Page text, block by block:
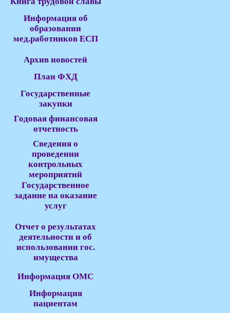
Информация об
образовании
мед.работников ЕСП
Архив новостей
План ФХД
Государственные
закупки
Годовая финансовая
отчетность
Сведения о
проведении
контрольных
мероприятий
Государственное
задание на оказание
услуг
Отчет о результатах
деятельности и об
использовании гос.
имущества
Информация ОМС
Информация
пациентам